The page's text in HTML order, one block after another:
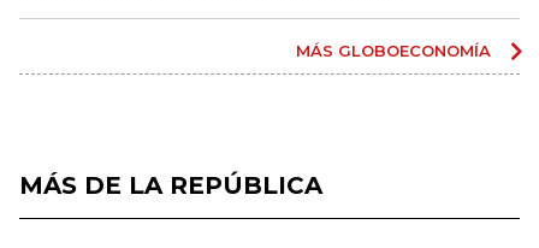
MÁS GLOBOECONOMÍA
MÁS DE LA REPÚBLICA